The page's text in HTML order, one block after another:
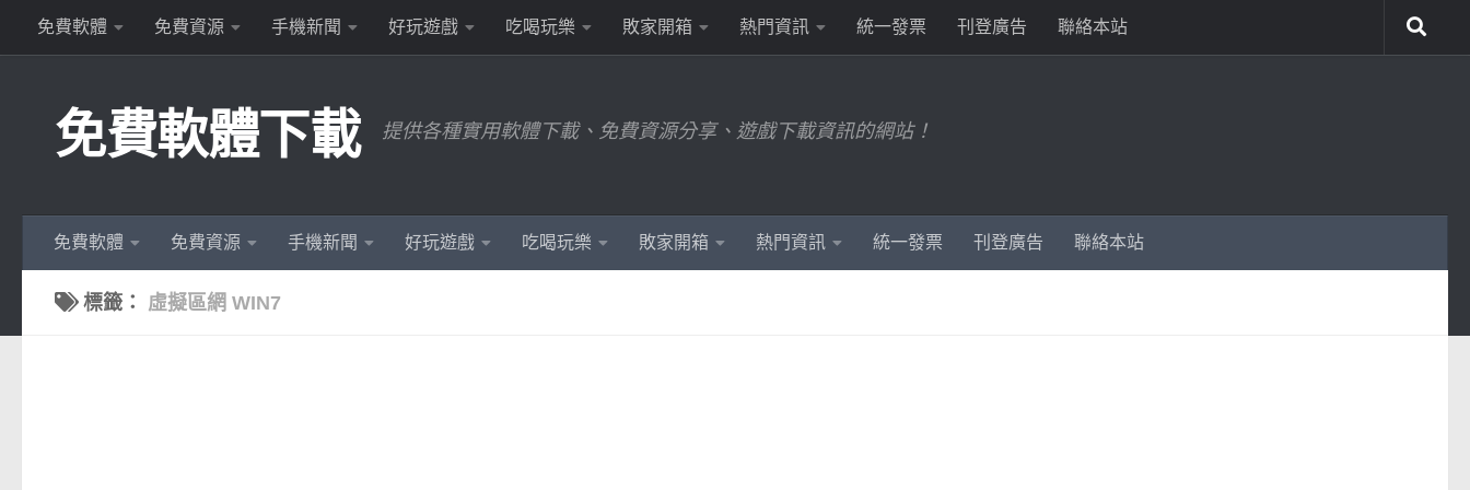
Skip to content
免費軟體 免費資源 手機新聞 好玩遊戲 吃喝玩樂 敗家開箱 熱門資訊 統一發票 刊登廣告 聯絡本站
免費軟體下載 提供各種實用軟體下載、免費資源分享、遊戲下載資訊的網站！
免費軟體 免費資源 手機新聞 好玩遊戲 吃喝玩樂 敗家開箱 熱門資訊 統一發票 刊登廣告 聯絡本站
標籤： 虛擬區網 WIN7